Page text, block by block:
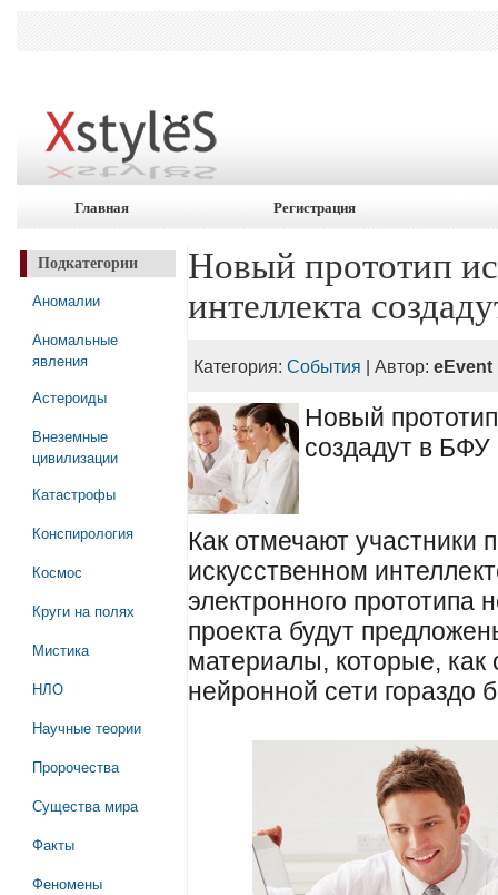
Главная Регистрация
Подкатегории
Аномалии
Аномальные
явления
Астероиды
Внеземные
цивилизации
Катастрофы
Конспирология
Космос
Круги на полях
Мистика
НЛО
Научные теории
Пророчества
Существа мира
Факты
Феномены
Новый прототип
интеллекта
Категория:События | Автор:eEvent
Новый
создадут в БФУ
Как отмечают участники
искусственном
электронного прототипа
проекта будут
материалы, которые, как
нейронной сети гораздо